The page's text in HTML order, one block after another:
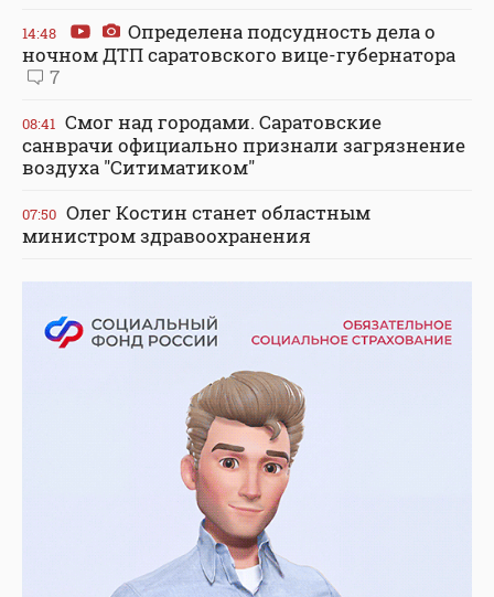
14:48
Определена подсудность дела о
ночном ДТП саратовского вице-губернатора
7
08:41 Смог над городами. Саратовские
санврачи официально признали загрязнение
воздуха "Ситиматиком"
07:50 Олег Костин станет областным
министром здравоохранения